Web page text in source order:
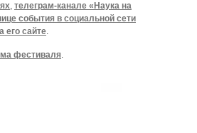
, телеграм-канале «Наука на
события в социальной сети
его сайте.
фестиваля.